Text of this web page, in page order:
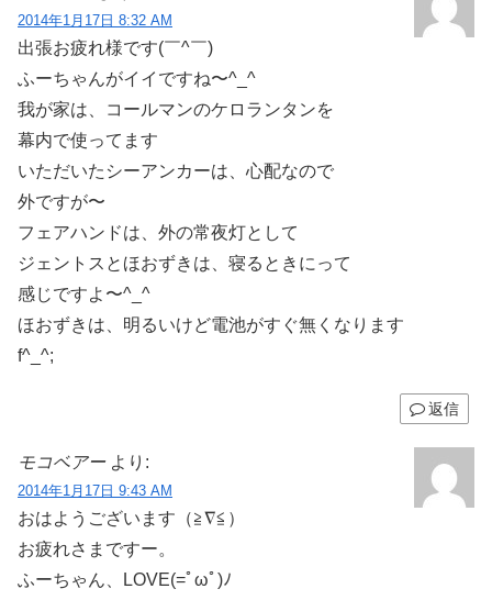
2014年1月17日 8:32 AM
出張お疲れ様です(￣^￣)ゞ
ふーちゃんがイイですね〜^_^
我が家は、コールマンのケロランタンを
幕内で使ってます
いただいたシーアンカーは、心配なので
外ですが〜
フェアハンドは、外の常夜灯として
ジェントスとほおずきは、寝るときにって
感じですよ〜^_^
ほおずきは、明るいけど電池がすぐ無くなります
f^_^;
返信
モコベアー より:
2014年1月17日 9:43 AM
おはようございます（≧∇≦）
お疲れさまですー。
ふーちゃん、LOVE(=ﾟωﾟ)ﾉ